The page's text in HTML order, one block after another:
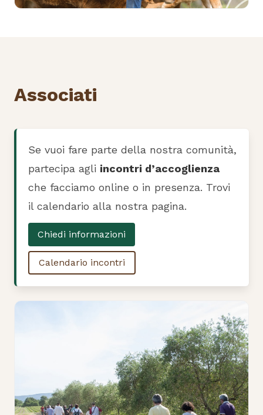
Associati
Se vuoi fare parte della nostra comunità,
partecipa agli incontri d’accoglienza
che facciamo online o in presenza. Trovi
il calendario alla nostra pagina.
Chiedi informazioni
Calendario incontri